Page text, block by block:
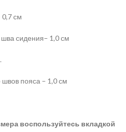
0,7 см
сидения– 1,0 см
пояса – 1,0 см
воспользуйтесь вкладкой